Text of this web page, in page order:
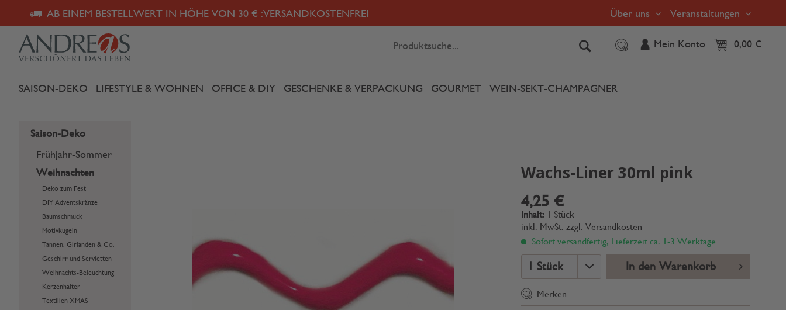
AB EINEM BESTELLWERT IN HÖHE VON 30 € :VERSANDKOSTENFREI Über uns Veranstaltungen
Mein Konto 0,00 €
SAISON-DEKO LIFESTYLE & WOHNEN OFFICE & DIY GESCHENKE & VERPACKUNG GOURMET WEIN-SEKT-CHAMPAGNER
Saison-Deko
Frühjahr-Sommer
Weihnachten
Deko zum Fest
DIY Adventskränze
Baumschmuck
Motivkugeln
Tannen, Girlanden & Co.
Geschirr und Servietten
Weihnachts-Beleuchtung
Kerzenhalter
Textilien XMAS
Wachs-Liner 30ml pink
4,25 €
Inhalt: 1 Stück
inkl. MwSt.zzgl. Versandkosten
Sofort versandfertig, Lieferzeit ca. 1-3 Werktage
In den Warenkorb
Merken